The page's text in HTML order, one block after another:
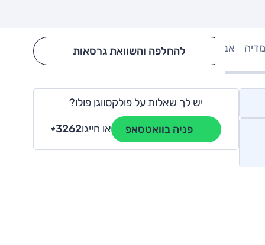
אבזור Hide config section
להחלפה והשוואת גרסאות
יש לך שאלות על פולקסווגן פולו?
פניה בוואטסאפ או חייגו *3262